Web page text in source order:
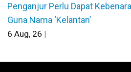
Penganjur Perlu Dapat
Guna Nama ‘Kelantan’
6 Aug, 26 |